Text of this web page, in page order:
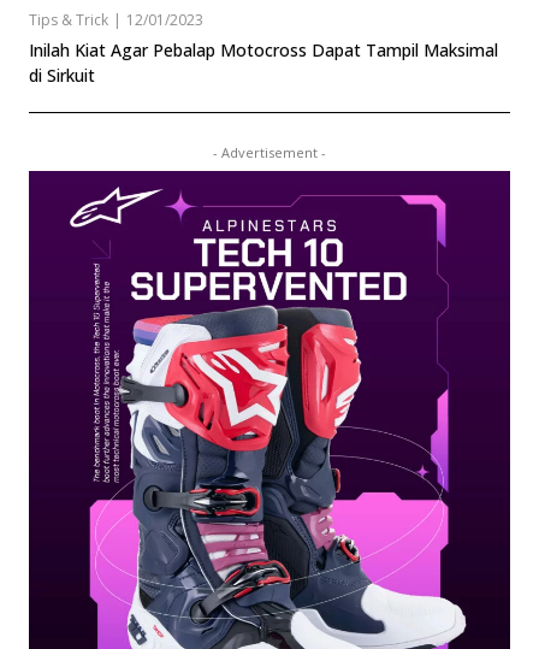
Tips & Trick | 12/01/2023
Inilah Kiat Agar Pebalap Motocross Dapat Tampil Maksimal
di Sirkuit
- Advertisement -